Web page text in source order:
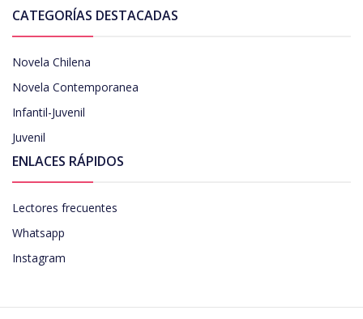
CATEGORÍAS DESTACADAS
Novela Chilena
Novela Contemporanea
Infantil-Juvenil
Juvenil
ENLACES RÁPIDOS
Lectores frecuentes
Whatsapp
Instagram